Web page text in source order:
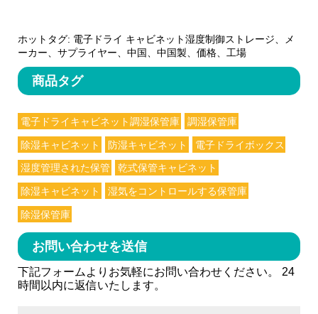
ホットタグ: 電子ドライ キャビネット湿度制御ストレージ、メ
ーカー、サプライヤー、中国、中国製、価格、工場
商品タグ
電子ドライキャビネット調湿保管庫 調湿保管庫
除湿キャビネット 防湿キャビネット 電子ドライボックス
湿度管理された保管 乾式保管キャビネット
除湿キャビネット 湿気をコントロールする保管庫
除湿保管庫
お問い合わせを送信
下記フォームよりお気軽にお問い合わせください。 24
時間以内に返信いたします。